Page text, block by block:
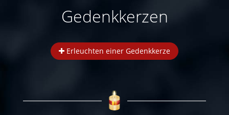
Gedenkkerzen
Erleuchten einer Gedenkkerze